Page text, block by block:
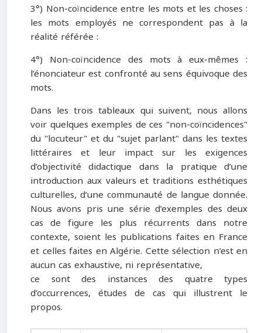
3°) Non-coïncidence entre les mots et les choses :
les mots employés ne correspondent pas à la
réalité référée :
4°) Non-coïncidence des mots à eux-mêmes :
l’énonciateur est confronté au sens équivoque des
mots.
Dans les trois tableaux qui suivent, nous allons
voir quelques exemples de ces "non-coïncidences"
du "locuteur" et du "sujet parlant" dans les textes
littéraires et leur impact sur les exigences
d’objectivité didactique dans la pratique d’une
introduction aux valeurs et traditions esthétiques
culturelles, d’une communauté de langue donnée.
Nous avons pris une série d’exemples des deux
cas de figure les plus récurrents dans notre
contexte, soient les publications faites en France
et celles faites en Algérie. Cette sélection n’est en
aucun cas exhaustive, ni représentative,
ce sont des instances des quatre types
d’occurrences, études de cas qui illustrent le
propos.